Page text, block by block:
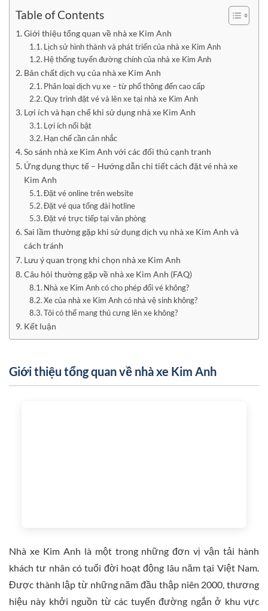
Table of Contents
Giới thiệu tổng quan về nhà xe Kim Anh
Lịch sử hình thành và phát triển của nhà xe Kim Anh
Hệ thống tuyến đường chính của nhà xe Kim Anh
Bản chất dịch vụ của nhà xe Kim Anh
Phân loại dịch vụ xe – từ phổ thông đến cao cấp
Quy trình đặt vé và lên xe tại nhà xe Kim Anh
Lợi ích và hạn chế khi sử dụng nhà xe Kim Anh
Lợi ích nổi bật
Hạn chế cần cân nhắc
So sánh nhà xe Kim Anh với các đối thủ cạnh tranh
Ứng dụng thực tế – Hướng dẫn chi tiết cách đặt vé nhà xe
Kim Anh
Đặt vé online trên website
Đặt vé qua tổng đài hotline
Đặt vé trực tiếp tại văn phòng
Sai lầm thường gặp khi sử dụng dịch vụ nhà xe Kim Anh và
cách tránh
Lưu ý quan trọng khi chọn nhà xe Kim Anh
Câu hỏi thường gặp về nhà xe Kim Anh (FAQ)
Nhà xe Kim Anh có cho phép đổi vé không?
Xe của nhà xe Kim Anh có nhà vệ sinh không?
Tôi có thể mang thú cưng lên xe không?
Kết luận
Giới thiệu tổng quan về nhà xe Kim Anh
Nhà xe Kim Anh là một trong những đơn vị vận tải hành
khách tư nhân có tuổi đời hoạt động lâu năm tại Việt Nam.
Được thành lập từ những năm đầu thập niên 2000, thương
hiệu này khởi nguồn từ các tuyến đường ngắn ở khu vực